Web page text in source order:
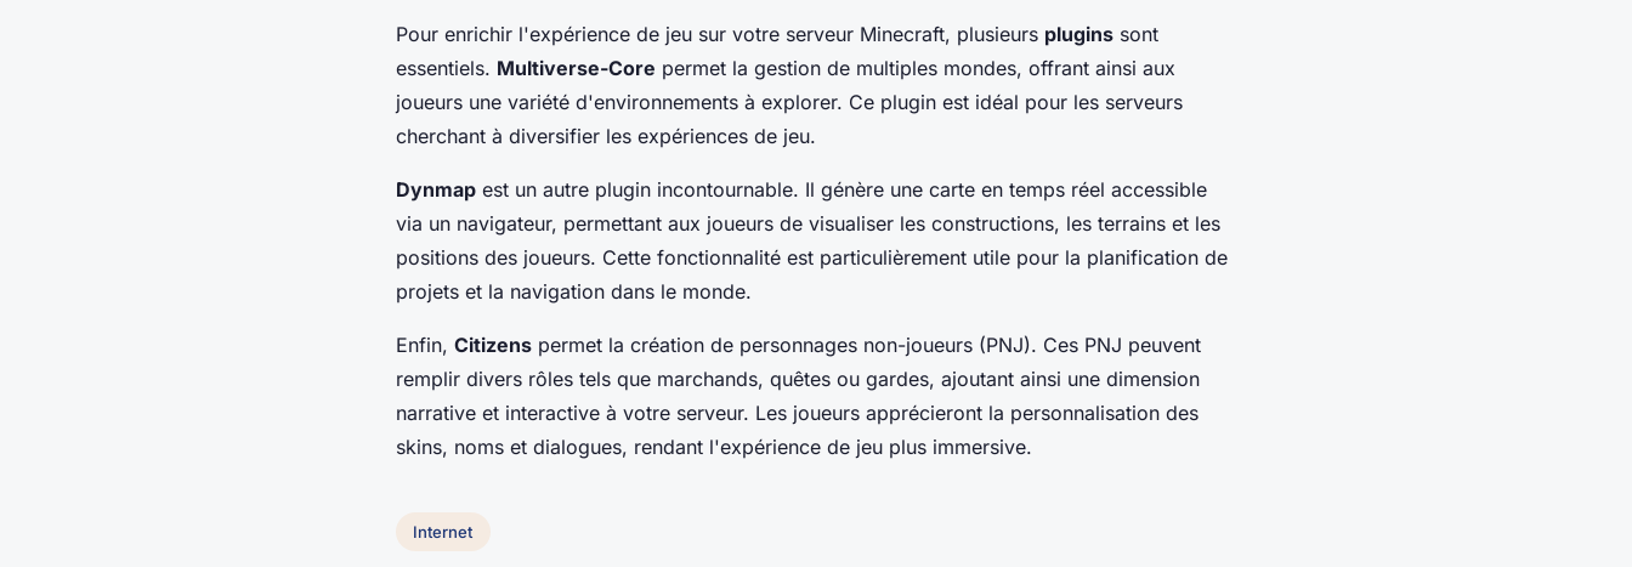
Pour enrichir l'expérience de jeu sur votre serveur Minecraft, plusieurs plugins sont
essentiels. Multiverse-Core permet la gestion de multiples mondes, offrant ainsi aux
joueurs une variété d'environnements à explorer. Ce plugin est idéal pour les serveurs
cherchant à diversifier les expériences de jeu.
Dynmap est un autre plugin incontournable. Il génère une carte en temps réel accessible
via un navigateur, permettant aux joueurs de visualiser les constructions, les terrains et les
positions des joueurs. Cette fonctionnalité est particulièrement utile pour la planification de
projets et la navigation dans le monde.
Enfin, Citizens permet la création de personnages non-joueurs (PNJ). Ces PNJ peuvent
remplir divers rôles tels que marchands, quêtes ou gardes, ajoutant ainsi une dimension
narrative et interactive à votre serveur. Les joueurs apprécieront la personnalisation des
skins, noms et dialogues, rendant l'expérience de jeu plus immersive.
Internet